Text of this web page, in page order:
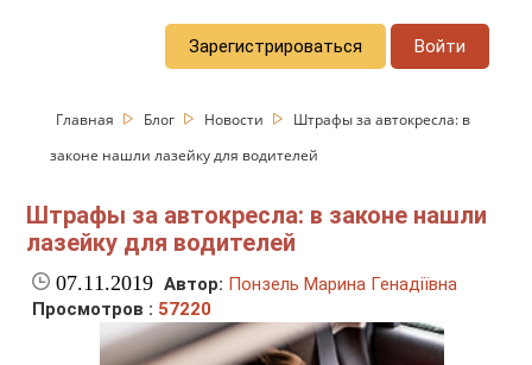
Зарегистрироваться Войти
Главная Блог Новости
Штрафы за автокресла: в
законе нашли лазейку для водителей
Штрафы за автокресла: в законе нашли
лазейку для водителей
07.11.2019 Автор: Понзель Марина Генадіївна
Просмотров : 57220